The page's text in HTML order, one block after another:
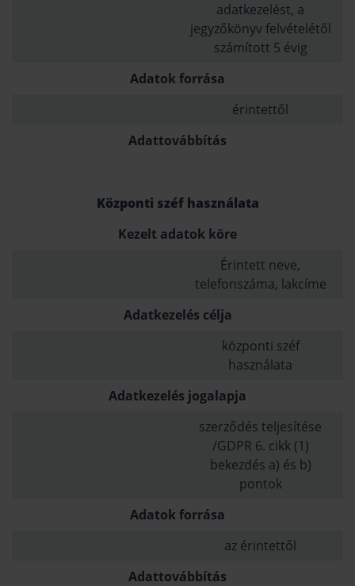
adatkezelést, a
jegyzőkönyv felvételétől
számított 5 évig
Adatok forrása
érintettől
Adattovábbítás
Központi széf használata
Kezelt adatok köre
Érintett neve,
telefonszáma, lakcíme
Adatkezelés célja
központi széf
használata
Adatkezelés jogalapja
szerződés teljesítése
/GDPR 6. cikk (1)
bekezdés a) és b)
pontok
Adatok forrása
az érintettől
Adattovábbítás